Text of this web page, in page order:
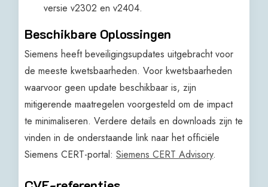
versie v2302 en v2404.
Beschikbare Oplossingen
Siemens heeft beveiligingsupdates uitgebracht voor
de meeste kwetsbaarheden. Voor kwetsbaarheden
waarvoor geen update beschikbaar is, zijn
mitigerende maatregelen voorgesteld om de impact
te minimaliseren. Verdere details en downloads zijn te
vinden in de onderstaande link naar het officiële
Siemens CERT-portal:Siemens CERT Advisory.